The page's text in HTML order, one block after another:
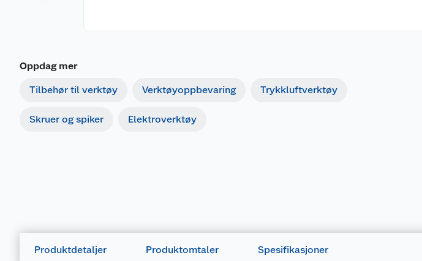
Oppdag mer
Tilbehør til verktøy Verktøyoppbevaring Trykkluftverktøy
Skruer og spiker Elektroverktøy
Produktdetaljer Produktomtaler Spesifikasjoner